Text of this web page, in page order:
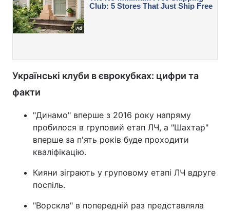
Українські клуби в єврокубках: цифри та
факти
"Динамо" вперше з 2016 року напряму
пробилося в груповий етап ЛЧ, а "Шахтар"
вперше за п'ять років буде проходити
кваліфікацію.
Кияни зіграють у груповому етапі ЛЧ вдруге
поспіль.
"Ворскла" в попередній раз представляла